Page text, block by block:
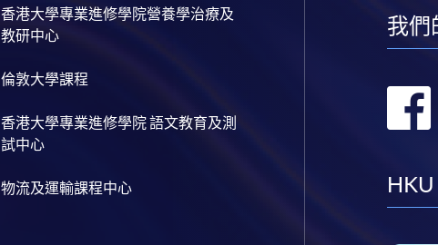
香港大學專業進修學院營養學治療及
教研中心
倫敦大學課程
香港大學專業進修學院 語文教育及測
試中心
物流及運輸課程中心
我們
HKU